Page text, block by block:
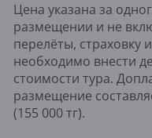
Цена указана за
размещении и не
перелёты, страховку
необходимо внести
стоимости тура.
размещение
(155 000 тг).